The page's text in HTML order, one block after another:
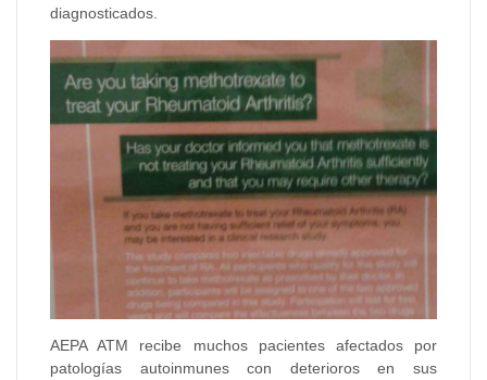
diagnosticados.
AEPA ATM recibe muchos pacientes afectados por
patologías autoinmunes con deterioros en sus